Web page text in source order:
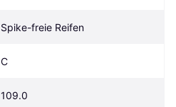
Spike-freie Reifen
C
109.0